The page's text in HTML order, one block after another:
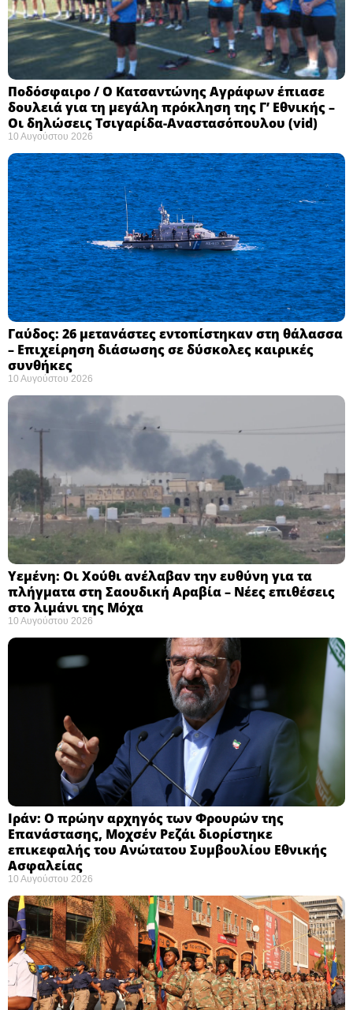
Ποδόσφαιρο / Ο Κατσαντώνης Αγράφων έπιασε
δουλειά για τη μεγάλη πρόκληση της Γ’ Εθνικής –
Οι δηλώσεις Τσιγαρίδα-Αναστασόπουλου (vid)
10 Αυγούστου 2026
Γαύδος: 26 μετανάστες εντοπίστηκαν στη θάλασσα
– Επιχείρηση διάσωσης σε δύσκολες καιρικές
συνθήκες ​
10 Αυγούστου 2026
Υεμένη: Οι Χούθι ανέλαβαν την ευθύνη για τα
πλήγματα στη Σαουδική Αραβία – Νέες επιθέσεις
στο λιμάνι της Μόχα ​
10 Αυγούστου 2026
Ιράν: Ο πρώην αρχηγός των Φρουρών της
Επανάστασης, Μοχσέν Ρεζάι διορίστηκε
επικεφαλής του Ανώτατου Συμβουλίου Εθνικής
Ασφαλείας ​
10 Αυγούστου 2026